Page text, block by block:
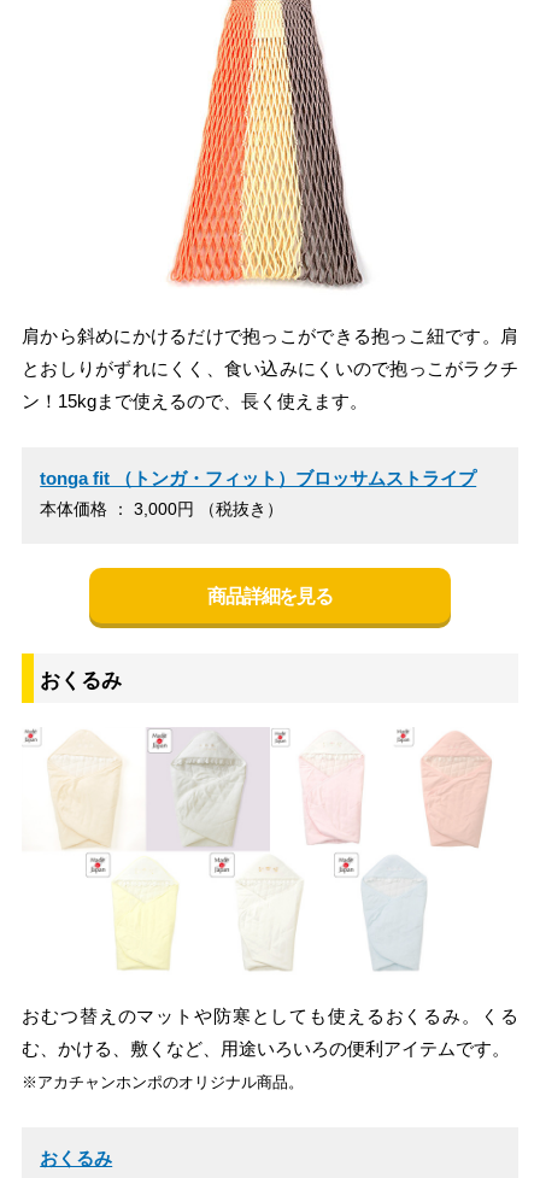
肩から斜めにかけるだけで抱っこができる抱っこ紐です。肩
とおしりがずれにくく、食い込みにくいので抱っこがラクチ
ン！15kgまで使えるので、長く使えます。
tonga fit （トンガ・フィット）ブロッサムストライプ
本体価格 ： 3,000円 （税抜き）
商品詳細を見る
おくるみ
おむつ替えのマットや防寒としても使えるおくるみ。くる
む、かける、敷くなど、用途いろいろの便利アイテムです。
※アカチャンホンポのオリジナル商品。
おくるみ